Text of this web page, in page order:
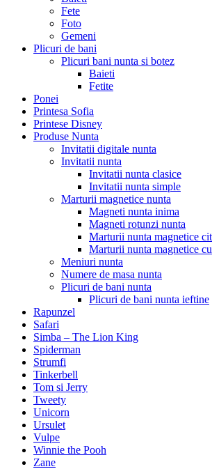
Fete
Foto
Gemeni
Plicuri de bani
Plicuri bani nunta si botez
Baieti
Fetite
Ponei
Printesa Sofia
Printese Disney
Produse Nunta
Invitatii digitale nunta
Invitatii nunta
Invitatii nunta clasice
Invitatii nunta simple
Marturii magnetice nunta
Magneti nunta inima
Magneti rotunzi nunta
Marturii nunta magnetice
Marturii nunta magnetice
Meniuri nunta
Numere de masa nunta
Plicuri de bani nunta
Plicuri de bani nunta ieftine
Rapunzel
Safari
Simba – The Lion King
Spiderman
Strumfi
Tinkerbell
Tom si Jerry
Tweety
Unicorn
Ursulet
Vulpe
Winnie the Pooh
Zane